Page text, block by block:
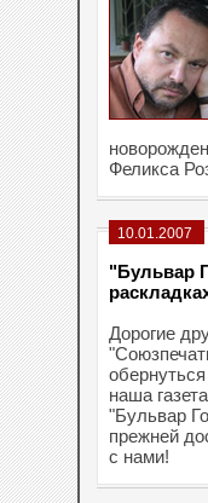
Феликса
10.01.2007
"Бульвар
Дорогие
наша
"Бульвар
прежней
с нами!